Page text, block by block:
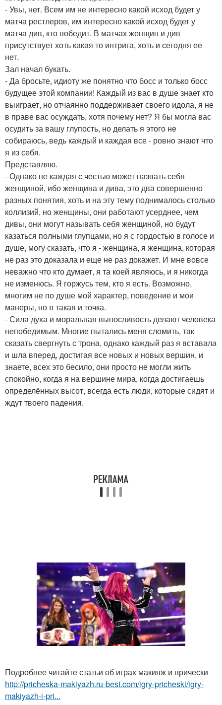
- Увы, нет. Всем им не интересно какой исход будет у
матча рестлеров, им интересно какой исход будет у
матча див, кто победит. В матчах женщин и див
присутствует хоть какая то интрига, хоть и сегодня ее
нет.
Зал начал букать.
- Да бросьте, идиоту же понятно что босс и только босс
будущее этой компании! Каждый из вас в душе знает кто
выиграет, но отчаянно поддерживает своего идола, я не
в праве вас осуждать, хотя почему нет? Я бы могла вас
осудить за вашу глупость, но делать я этого не
собираюсь, ведь каждый и каждая все - ровно знают что
я из себя.
Представляю.
- Однако не каждая с честью может назвать себя
женщиной, ибо женщина и дива, это два совершенно
разных понятия, хоть и на эту тему поднималось столько
коллизий, но женщины, они работают усерднее, чем
дивы, они могут называть себя женщиной, но будут
казаться полными глупцами, но я с гордостью в голосе и
душе, могу сказать, что я - женщина, я женщина, которая
не раз это доказала и еще не раз докажет. И мне вовсе
неважно что кто думает, я та коей являюсь, и я никогда
не изменюсь. Я горжусь тем, кто я есть. Возможно,
многим не по душе мой характер, поведение и мои
манеры, но я такая и точка.
- Сила духа и моральная выносливость делают человека
непобедимым. Многие пытались меня сломить, так
сказать свергнуть с трона, однако каждый раз я вставала
и шла вперед, достигая все новых и новых вершин, и
знаете, всех это бесило, они просто не могли жить
спокойно, когда я на вершине мира, когда достигаешь
определённых высот, всегда есть люди, которые сидят и
ждут твоего падения.
Подробнее читайте статьи об играх макияж и прически
http://pricheska-makiyazh.ru-best.com/igry-pricheski/igry-
makiyazh-i-pri...